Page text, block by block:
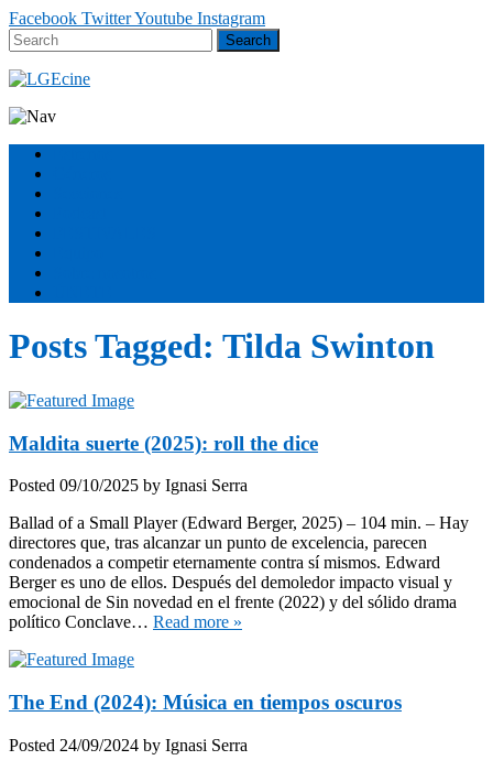
Facebook TwitterYoutube Instagram
Posts Tagged: Tilda Swinton
Maldita suerte (2025): roll the dice
Posted 09/10/2025 by Ignasi Serra
Ballad of a Small Player (Edward Berger, 2025) – 104 min. – Hay
directores que, tras alcanzar un punto de excelencia, parecen
condenados a competir eternamente contra sí mismos. Edward
Berger es uno de ellos. Después del demoledor impacto visual y
emocional de Sin novedad en el frente (2022) y del sólido drama
político Conclave… Read more »
The End (2024): Música en tiempos oscuros
Posted 24/09/2024 by Ignasi Serra